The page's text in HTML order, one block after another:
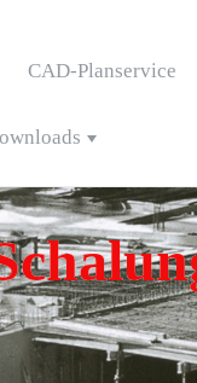
CAD-Planservice